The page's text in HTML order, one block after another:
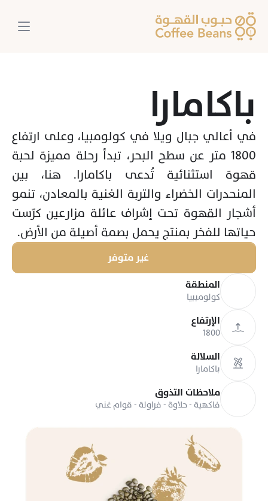
باكامارا
حياتها للفخر بمنتج يحمل بصمة أصيلة من الأرض.
غير متوفر
المنطقة
كولومببيا
الإرتفاع
1800
السلالة
باكامارا
ملاحظات التذوق
فاكهية - حلاوة - فراولة - قوام غني